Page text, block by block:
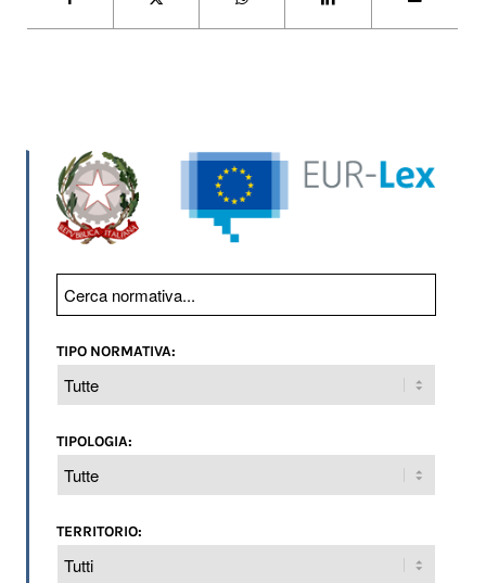
TIPO NORMATIVA:
TIPOLOGIA:
TERRITORIO: